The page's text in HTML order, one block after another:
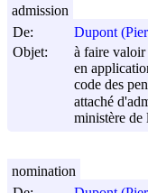
De:
Dupont
Objet:
à faire valoir
en
code des
attaché
ministère de
admission
nomination